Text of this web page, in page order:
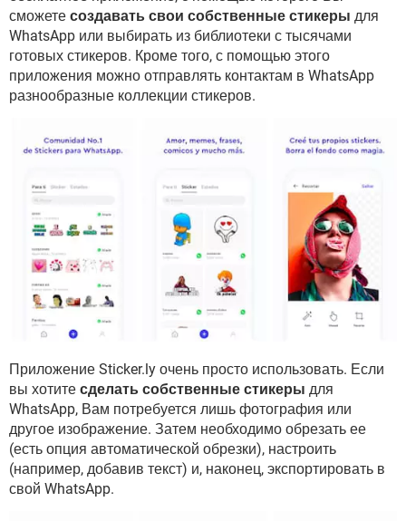
GOOGLE
YANDEX
сможете создавать свои собственные стикеры для
WhatsApp или выбирать из библиотеки с тысячами
готовых стикеров. Кроме того, с помощью этого
приложения можно отправлять контактам в WhatsApp
разнообразные коллекции стикеров.
Приложение Sticker.ly очень просто использовать. Если
вы хотите сделать собственные стикеры для
WhatsApp, Вам потребуется лишь фотография или
другое изображение. Затем необходимо обрезать ее
(есть опция автоматической обрезки), настроить
(например, добавив текст) и, наконец, экспортировать в
свой WhatsApp.